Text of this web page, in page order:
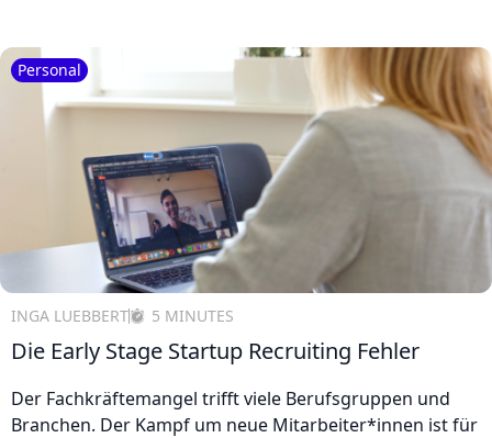
Personal
INGA LUEBBERT 5 MINUTES
Die Early Stage Startup Recruiting Fehler
Der Fachkräftemangel trifft viele Berufsgruppen und
Branchen. Der Kampf um neue Mitarbeiter*innen ist für